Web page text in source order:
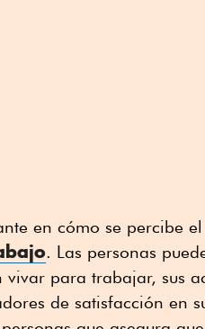
en cómo se percibe el
. Las personas
para trabajar, sus
de satisfacción en